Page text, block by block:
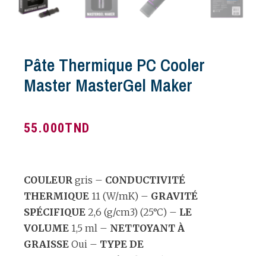
Pâte Thermique PC Cooler
Master MasterGel Maker
55.000TND
COULEUR gris – CONDUCTIVITÉ
THERMIQUE 11 (W/mK) – GRAVITÉ
SPÉCIFIQUE 2,6 (g/cm3) (25°C) – LE
VOLUME 1,5 ml – NETTOYANT À
GRAISSE Oui – TYPE DE